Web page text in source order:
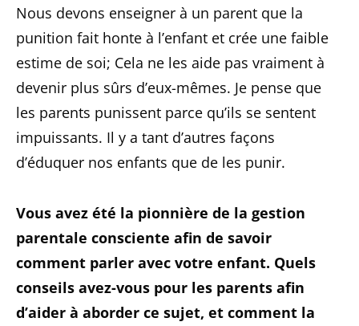
Nous devons enseigner à un parent que la
punition fait honte à l’enfant et crée une faible
estime de soi; Cela ne les aide pas vraiment à
devenir plus sûrs d’eux-mêmes. Je pense que
les parents punissent parce qu’ils se sentent
impuissants. Il y a tant d’autres façons
d’éduquer nos enfants que de les punir.
Vous avez été la pionnière de la gestion
parentale consciente afin de savoir
comment parler avec votre enfant. Quels
conseils avez-vous pour les parents afin
d’aider à aborder ce sujet, et comment la